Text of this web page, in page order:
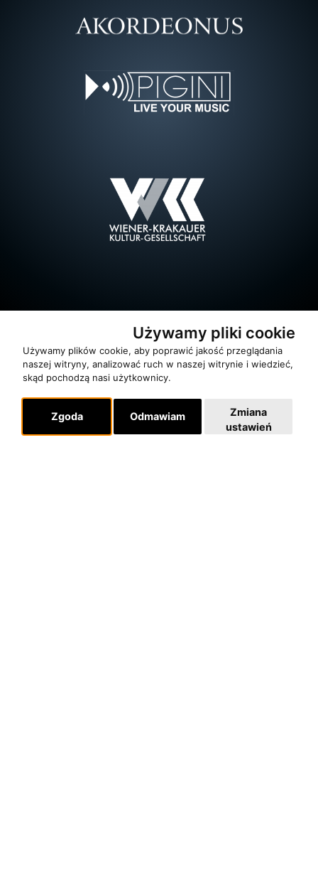
Używamy pliki cookie
Używamy plików cookie, aby poprawić jakość przeglądania
naszej witryny, analizować ruch w naszej witrynie i wiedzieć,
skąd pochodzą nasi użytkownicy.
Zgoda Odmawiam
Zmiana
ustawień
MUZYKA I NUTY